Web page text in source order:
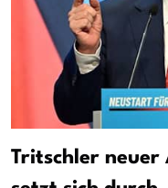
Tritschler neuer